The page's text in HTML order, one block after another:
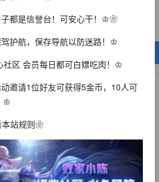
~~~
说！
规出款一定没问题！
回家的路！
会在群里告知！
消息！
都是信誉台！可安心干！♔❀
护航，保存导航以防迷路！♔
区 会员每日都可白嫖吃肉！♔
邀请1位好友可获得5金币，10人可
♔
站规则❀